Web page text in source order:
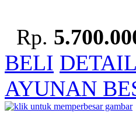
Rp.
BELI DETAIL
AYUNAN